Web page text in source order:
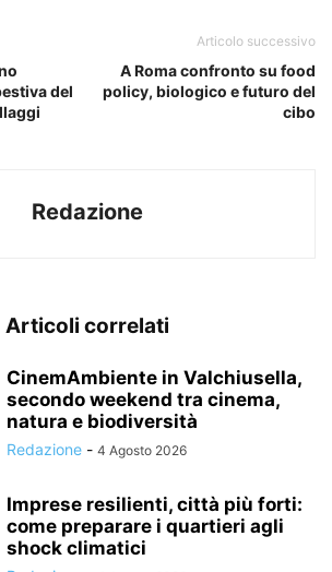
del
Articolo successivo
A Roma confronto su food
policy, biologico e futuro del
cibo
Redazione
Articoli correlati
CinemAmbiente in Valchiusella,
secondo weekend tra cinema,
natura e biodiversità
Redazione - 4 Agosto 2026
Imprese resilienti, città più forti:
come preparare i quartieri agli
shock climatici